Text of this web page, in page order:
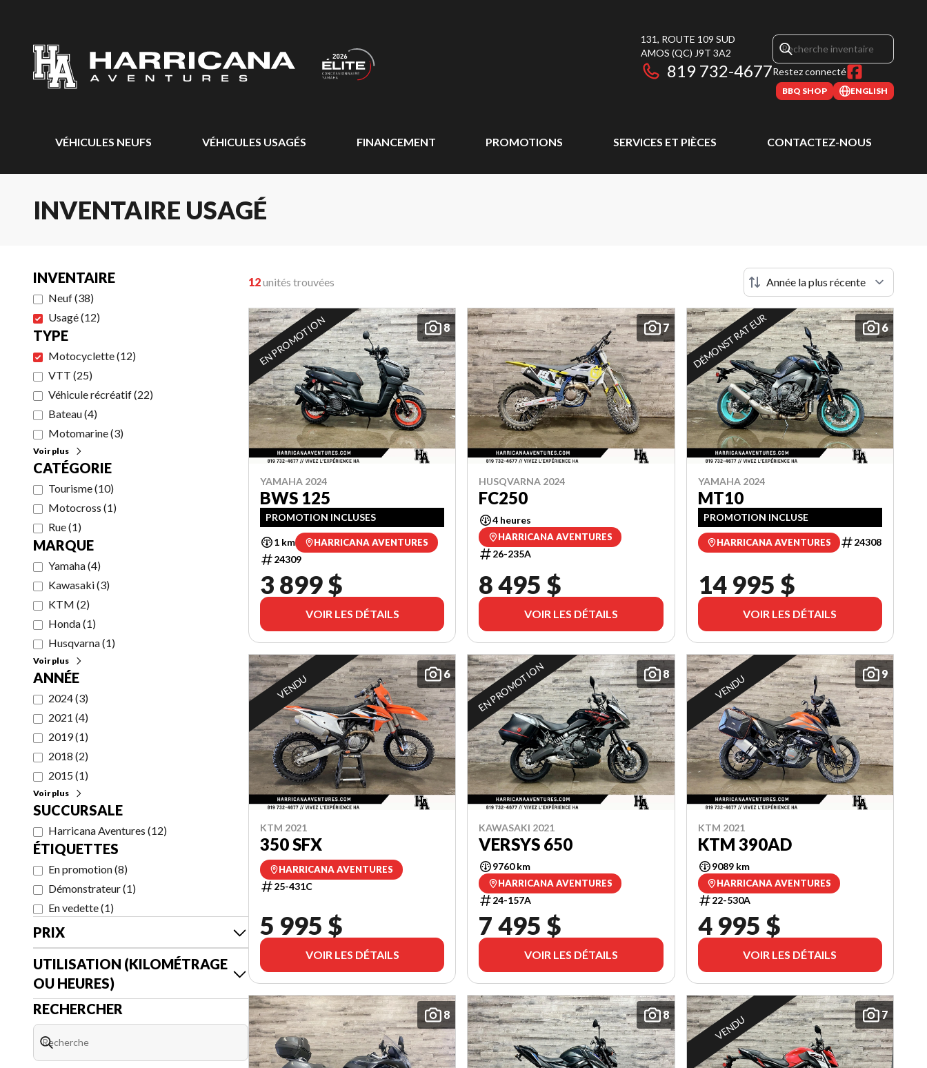
131, ROUTE 109 SUD
AMOS (QC) J9T 3A2
819 732-4677Restez connecté
BBQ SHOP ENGLISH
VÉHICULES NEUFS VÉHICULES USAGÉS FINANCEMENT PROMOTIONS SERVICES ET PIÈCES CONTACTEZ-NOUS
INVENTAIRE USAGÉ
INVENTAIRE
Neuf(38)
Usagé(12)
TYPE
Motocyclette(12)
VTT (25)
Véhicule récréatif(22)
Bateau(4)
Motomarine(3)
Voir plus
CATÉGORIE
Tourisme(10)
Motocross (1)
Rue(1)
MARQUE
Yamaha(4)
Kawasaki(3)
KTM (2)
Honda(1)
Husqvarna(1)
Voir plus
ANNÉE
2024(3)
2021 (4)
2019(1)
2018 (2)
2015(1)
Voir plus
SUCCURSALE
Harricana Aventures (12)
ÉTIQUETTES
En promotion(8)
Démonstrateur(1)
En vedette(1)
PRIX
UTILISATION (KILOMÉTRAGE
OU HEURES)
RECHERCHER
12unités trouvées
8
EN PROMOTION
YAMAHA 2024
BWS 125
PROMOTION INCLUSES
1 km HARRICANA AVENTURES
24309
3 899 $
VOIR LES DÉTAILS
7
HUSQVARNA 2024
FC250
4 heures
HARRICANA AVENTURES
26-235A
8 495 $
VOIR LES DÉTAILS
6
DÉMONSTRATEUR
YAMAHA 2024
MT10
PROMOTION INCLUSE
HARRICANA AVENTURES 24308
14 995 $
VOIR LES DÉTAILS
6
VENDU
KTM 2021
350 SFX
HARRICANA AVENTURES
25-431C
5 995 $
VOIR LES DÉTAILS
8
EN PROMOTION
KAWASAKI 2021
VERSYS 650
9760 km
HARRICANA AVENTURES
24-157A
7 495 $
VOIR LES DÉTAILS
9
VENDU
KTM 2021
KTM 390AD
9089 km
HARRICANA AVENTURES
22-530A
4 995 $
VOIR LES DÉTAILS
8 8 7
VENDU